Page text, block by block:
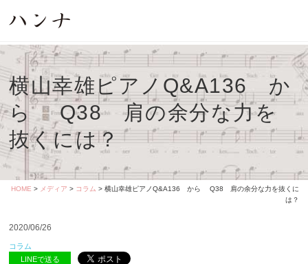
横山幸雄ピアノQ&A136 か
ら Q38 肩の余分な力を
抜くには？
HOME > メディア > コラム > 横山幸雄ピアノQ&A136 から Q38 肩の余分な力を抜くに
は？
2020/06/26
コラム
LINEで送る